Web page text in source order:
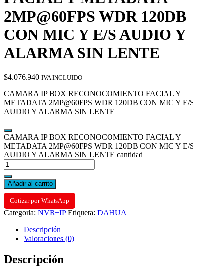
2MP@60FPS WDR 120DB
CON MIC Y E/S AUDIO Y
ALARMA SIN LENTE
$4.076.940 IVA INCLUIDO
CAMARA IP BOX RECONOCOMIENTO FACIAL Y
METADATA 2MP@60FPS WDR 120DB CON MIC Y E/S
AUDIO Y ALARMA SIN LENTE
CAMARA IP BOX RECONOCOMIENTO FACIAL Y
METADATA 2MP@60FPS WDR 120DB CON MIC Y E/S
AUDIO Y ALARMA SIN LENTE cantidad
Añadir al carrito
Cotizar por WhatsApp
Categoría: NVR+IP Etiqueta: DAHUA
Descripción
Valoraciones (0)
Descripción